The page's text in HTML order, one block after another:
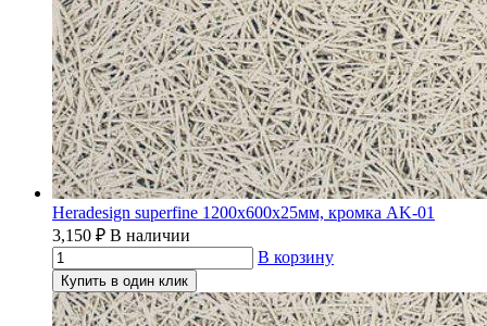
Heradesign superfine 1200х600х25мм, кромка AK-01
3,150 ₽ В наличии
В корзину
Купить в один клик